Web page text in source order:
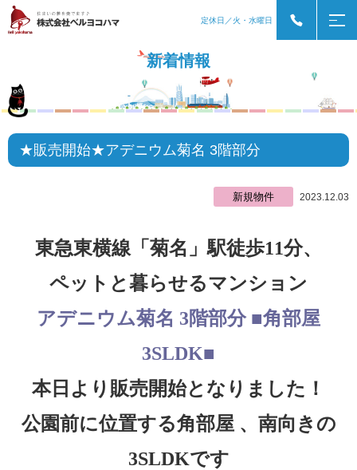
定休日／火・水曜日
新着情報
★販売開始★アデニウム菊名 3階部分
新規物件 2023.12.03
東急東横線「菊名」駅徒歩11分、
ペットと暮らせるマンション
アデニウム菊名 3階部分 ■角部屋
3SLDK■
本日より販売開始となりました！
公園前に位置する角部屋 、南向きの
3SLDKです